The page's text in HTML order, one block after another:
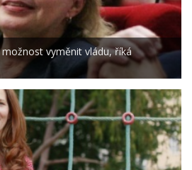
vyměnit vládu, říká